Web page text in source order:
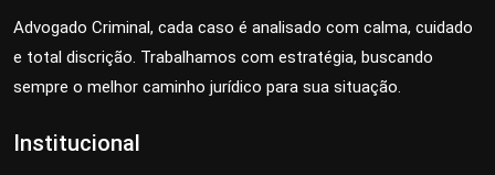
Advogado Criminal, cada caso é analisado com calma, cuidado
e total discrição. Trabalhamos com estratégia, buscando
sempre o melhor caminho jurídico para sua situação.
Institucional